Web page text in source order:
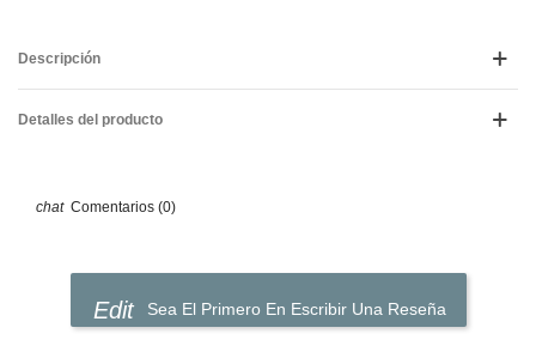
Descripción
Detalles del producto
Comentarios (0)
Sea El Primero En Escribir Una Reseña